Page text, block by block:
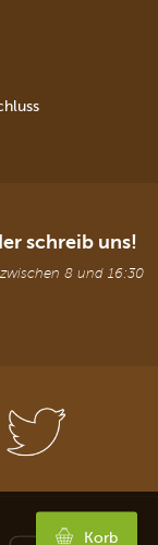
Korb
schreib uns!
8 und 16:30